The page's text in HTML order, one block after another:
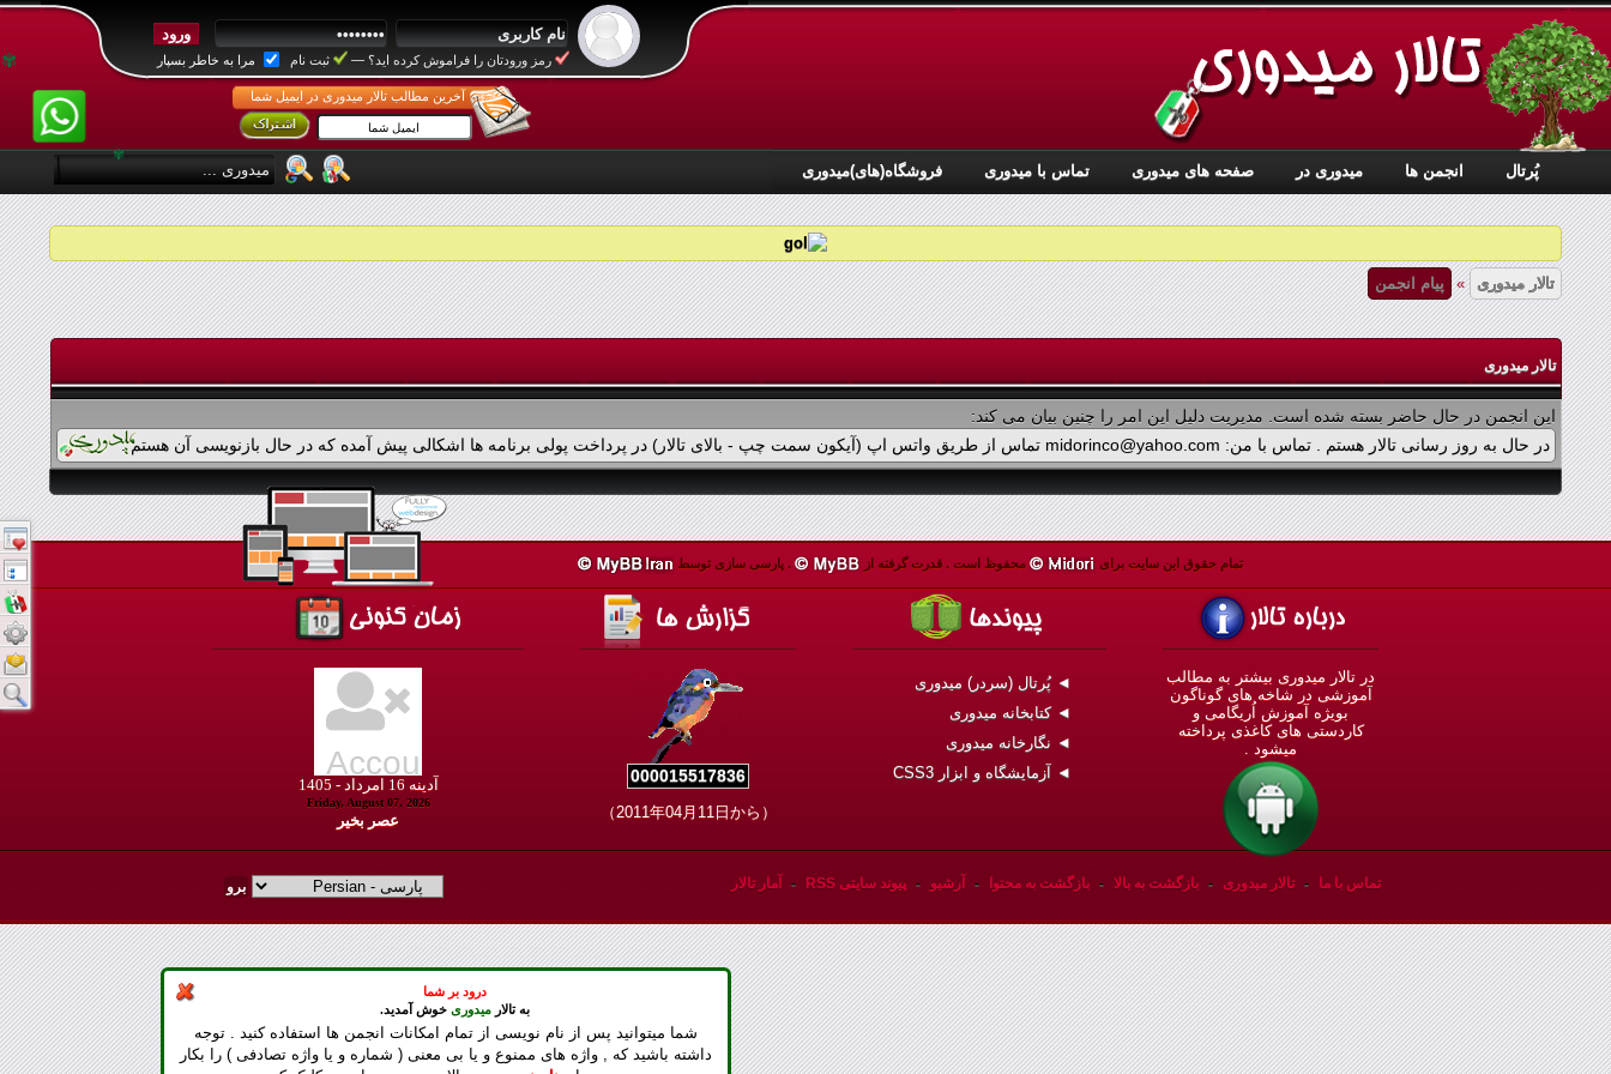
رمز ورودتان را فراموش کرده اید؟ — ثبت نام مرا به خاطر بسپار
درود بر شما
به تالار میدوریخوش آمدید.
شما میتوانید پس از نام نویسی از تمام امکانات انجمن ها استفاده کنید . توجه
داشته باشید که , واژه های ممنوع و یا بی معنی ( شماره و یا واژه تصادفی ) را بکار
آخرین مطالب تالار میدوری در ایمیل شما
پُرتال انجمن ها ميدوری در صفحه های میدوری تماس با میدوری فروشگاه(های)میدوری
تالار میدوری » پیام انجمن
تالار میدوری
این انجمن در حال حاضر بسته شده است. مدیریت دلیل این امر را چنین بیان می کند:
در حال به روز رسانی تالار هستم . تماس با من: midorinco@yahoo.com تماس از طریق واتس اپ (آیکون سمت چپ - بالای تالار) در پرداخت پولی برنامه ها اشکالی پیش آمده که در حال بازنویسی آن هستم .
تمام حقوق اين سايت برای محفوظ است .قدرت گرفته از .پارسی سازی توسط
آدينه امرداد - 1405
Friday, August 07, 2026
عصر بخير
000015517836
（2011年04月11日から）
◄ پُرتال (سردر) میدوری
◄ کتابخانه میدوری
◄ نگارخانه میدوری
◄ آزمایشگاه و ابزار CSS3
در تالار میدوری بيشتر به مطالب
آموزشی در شاخه های گوناگون
بویژه آموزش اُريگامی و
کاردستی های کاغذی پرداخته
ميشود .
تماس با ما - تالار میدوری - بازگشت به بالا - بازگشت به محتوا - آرشیو - پیوند سایتی RSS - آمار تالار
✾
✾